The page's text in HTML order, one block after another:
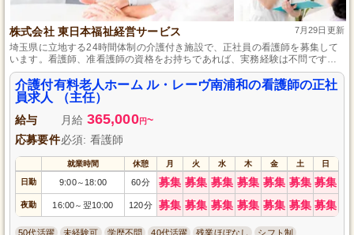
株式会社 東日本福祉経営サービス 7月29日更新
埼玉県に立地する24時間体制の介護付き施設で、正社員の看護師を募集して
います。看護師、准看護師の資格をお持ちであれば、実務経験は不問です。
未経験者も積極的に採用し、丁寧な指導でプロフェッショナルへと成長でき
る環境をご用意しています。ご利用者様一人ひとりの健康管理を通して、や
りがいを感じながら働けます。月9日のお休みがあり、プライベートも大切に
できる職場です。
介護付有料老人ホーム ル・レーヴ南浦和の看護師の正社
員求人 （主任）
給与 月給 365,000円~
応募要件必須: 看護師
就業時間 休憩 月 火 水 木 金 土 日
日勤 9:00～ 18:00 60分 募集 募集 募集 募集 募集 募集 募集
夜勤 16:00～ 翌10:00 120分 募集 募集 募集 募集 募集 募集 募集
50代活躍 未経験可 学歴不問 40代活躍 残業ほぼなし シフト制